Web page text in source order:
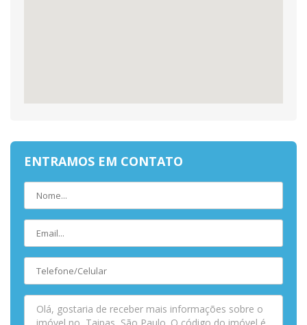
ENTRAMOS EM CONTATO